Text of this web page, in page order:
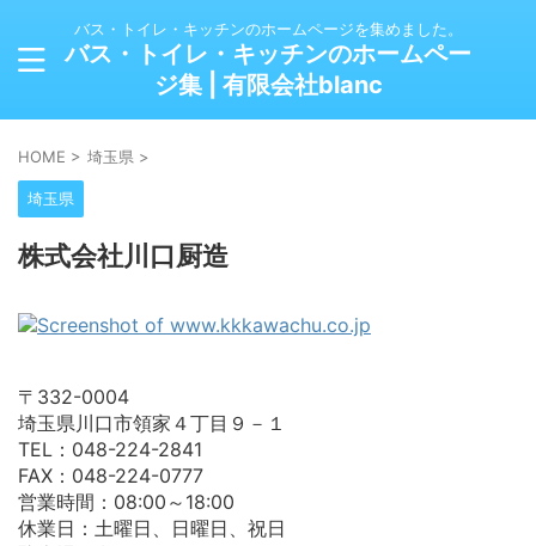
バス・トイレ・キッチンのホームページを集めました。
バス・トイレ・キッチンのホームペー
ジ集 | 有限会社blanc
HOME > 埼玉県 >
埼玉県
株式会社川口厨造
〒332-0004
埼玉県川口市領家４丁目９－１
TEL：048-224-2841
FAX：048-224-0777
営業時間：08:00～18:00
休業日：土曜日、日曜日、祝日